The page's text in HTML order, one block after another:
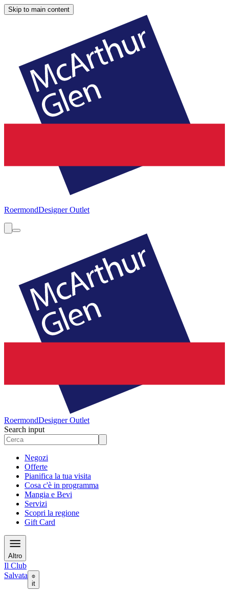
Skip to main content
RoermondDesigner Outlet
RoermondDesigner Outlet
Search input
Negozi
Offerte
Pianifica la tua visita
Cosa c'è in programma
Mangia e Bevi
Servizi
Scopri la regione
Gift Card
Altro
Il Club
Salvata
it